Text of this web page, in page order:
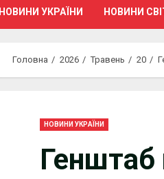
НОВИНИ УКРАЇНИ НОВИНИ
Головна 2026 Травень 20
НОВИНИ УКРАЇНИ
Генштаб